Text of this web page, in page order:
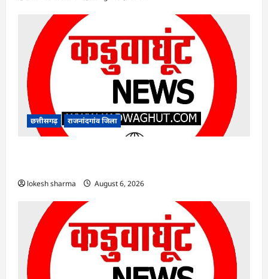
छत्तीसगढ़ राजनांदगांव जिला
lokesh sharma August 6, 2026